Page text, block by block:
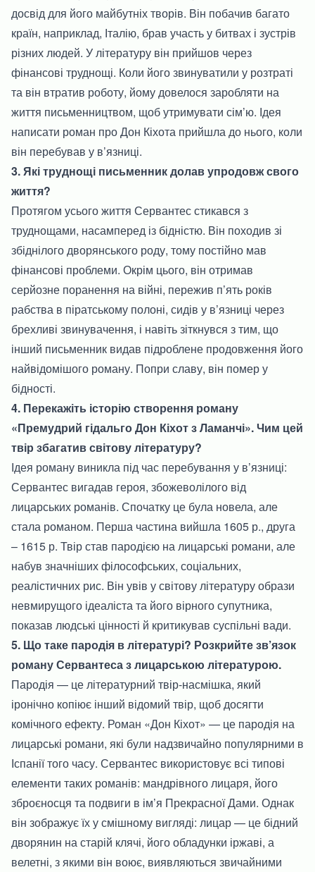
досвід для його майбутніх творів. Він побачив багато
країн, наприклад, Італію, брав участь у битвах і зустрів
різних людей. У літературу він прийшов через
фінансові труднощі. Коли його звинуватили у розтраті
та він втратив роботу, йому довелося заробляти на
життя письменництвом, щоб утримувати сім’ю. Ідея
написати роман про Дон Кіхота прийшла до нього, коли
він перебував у в’язниці.
3. Які труднощі письменник долав упродовж свого
життя?
Протягом усього життя Сервантес стикався з
труднощами, насамперед із бідністю. Він походив зі
збіднілого дворянського роду, тому постійно мав
фінансові проблеми. Окрім цього, він отримав
серйозне поранення на війні, пережив п’ять років
рабства в піратському полоні, сидів у в’язниці через
брехливі звинувачення, і навіть зіткнувся з тим, що
інший письменник видав підроблене продовження його
найвідомішого роману. Попри славу, він помер у
бідності.
4. Перекажіть історію створення роману
«Премудрий гідальго Дон Кіхот з Ламанчі». Чим цей
твір збагатив світову літературу?
Ідея роману виникла під час перебування у в’язниці:
Сервантес вигадав героя, збожеволілого від
лицарських романів. Спочатку це була новела, але
стала романом. Перша частина вийшла 1605 р., друга
– 1615 р. Твір став пародією на лицарські романи, але
набув значніших філософських, соціальних,
реалістичних рис. Він увів у світову літературу образи
невмирущого ідеаліста та його вірного супутника,
показав людські цінності й критикував суспільні вади.
5. Що таке пародія в літературі? Розкрийте зв’язок
роману Сервантеса з лицарською літературою.
Пародія — це літературний твір-насмішка, який
іронічно копіює інший відомий твір, щоб досягти
комічного ефекту. Роман «Дон Кіхот» — це пародія на
лицарські романи, які були надзвичайно популярними в
Іспанії того часу. Сервантес використовує всі типові
елементи таких романів: мандрівного лицаря, його
зброєносця та подвиги в ім’я Прекрасної Дами. Однак
він зображує їх у смішному вигляді: лицар — це бідний
дворянин на старій клячі, його обладунки іржаві, а
велетні, з якими він воює, виявляються звичайними